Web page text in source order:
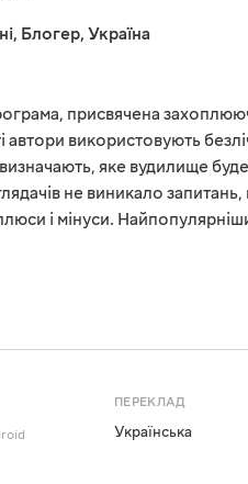
, Блогер, Україна
присвячена
автори використовують
яке вудилище
не виникало
плюси і мінуси.
ПЕРЕКЛАД
Українська